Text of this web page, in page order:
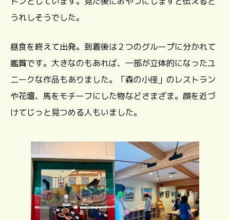
うれしそうでした。
昼食を終えて出発。到着後は２つのグループに分かれて
鑑賞です。大きなのもあれば、一部が立体的になったユ
ニークな作品もありました。「森の小径」のレストラン
や花壇、馬をモチーフにした物などさまざま。顔を近づ
けてじっと見つめる人もいました。